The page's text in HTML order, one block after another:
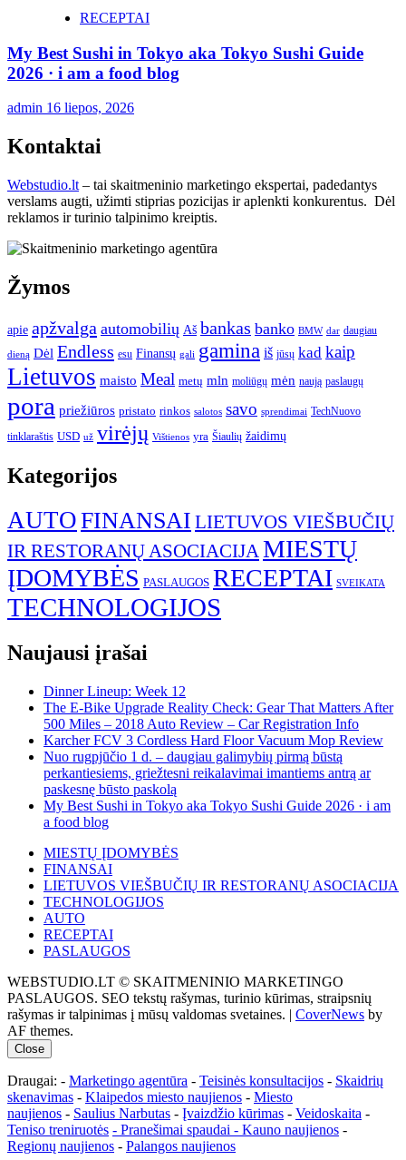
RECEPTAI
My Best Sushi in Tokyo aka Tokyo Sushi Guide
2026 · i am a food blog
admin 16 liepos, 2026
Kontaktai
Webstudio.lt – tai skaitmeninio marketingo ekspertai, padedantys
verslams augti, užimti stiprias pozicijas ir aplenkti konkurentus. Dėl
reklamos ir turinio talpinimo kreiptis.
Žymos
apie apžvalga automobilių Aš bankas banko BMW dar daugiau
dieną Dėl Endless esu Finansų gali gamina iš jūsų kad kaip
Lietuvos maisto Meal metų mln moliūgų mėn naują paslaugų
pora priežiūros pristato rinkos salotos savo sprendimai TechNuovo
tinklaraštis USD už virėjų Vištienos yra Šiaulių žaidimų
Kategorijos
AUTOFINANSAI LIETUVOS VIEŠBUČIŲ
IR RESTORANŲ ASOCIACIJA MIESTŲ
ĮDOMYBĖS PASLAUGOS RECEPTAI SVEIKATA
TECHNOLOGIJOS
Naujausi įrašai
Dinner Lineup: Week 12
The E-Bike Upgrade Reality Check: Gear That Matters After
500 Miles – 2018 Auto Review – Car Registration Info
Karcher FCV 3 Cordless Hard Floor Vacuum Mop Review
Nuo rugpjūčio 1 d. – daugiau galimybių pirmą būstą
perkantiesiems, griežtesni reikalavimai imantiems antrą ar
paskesnę būsto paskolą
My Best Sushi in Tokyo aka Tokyo Sushi Guide 2026 · i am
a food blog
MIESTŲ ĮDOMYBĖS
FINANSAI
LIETUVOS VIEŠBUČIŲ IR RESTORANŲ ASOCIACIJA
TECHNOLOGIJOS
AUTO
RECEPTAI
PASLAUGOS
WEBSTUDIO.LT © SKAITMENINIO MARKETINGO
PASLAUGOS. SEO tekstų rašymas, turinio kūrimas, straipsnių
rašymas ir talpinimas į mūsų valdomas svetaines. | CoverNews by
AF themes.
Close
Draugai: - Marketingo agentūra - Teisinės konsultacijos - Skaidrių
skenavimas - Klaipedos miesto naujienos - Miesto
naujienos - Saulius Narbutas - Įvaizdžio kūrimas - Veidoskaita -
Teniso treniruotės - Pranešimai spaudai - Kauno naujienos -
Regionų naujienos - Palangos naujienos